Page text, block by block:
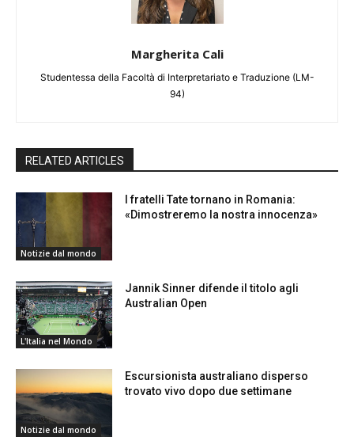
Margherita Cali
Studentessa della Facoltà di Interpretariato e Traduzione (LM-
94)
RELATED ARTICLES
Notizie dal mondo
I fratelli Tate tornano in Romania:
«Dimostreremo la nostra innocenza»
L'Italia nel Mondo
Jannik Sinner difende il titolo agli
Australian Open
Notizie dal mondo
Escursionista australiano disperso
trovato vivo dopo due settimane